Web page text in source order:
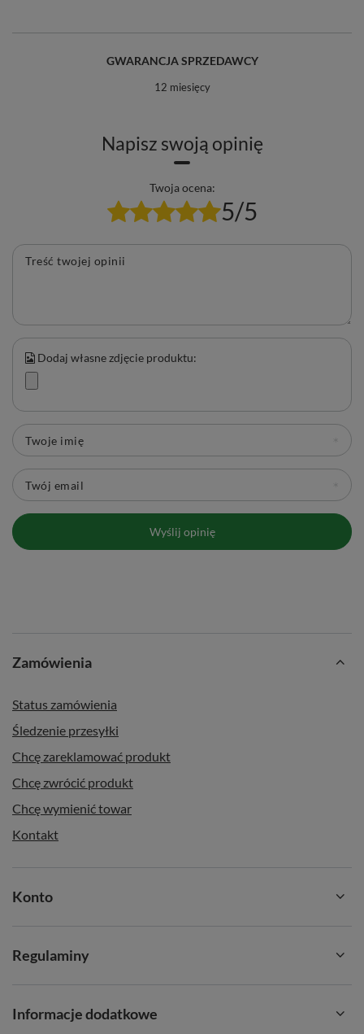
GWARANCJA SPRZEDAWCY
12 miesięcy
Napisz swoją opinię
Twoja ocena:
5/5
Treść twojej opinii
Dodaj własne zdjęcie produktu:
Twoje imię
Twój email
Wyślij opinię
Zamówienia
Status zamówienia
Śledzenie przesyłki
Chcę zareklamować produkt
Chcę zwrócić produkt
Chcę wymienić towar
Kontakt
Konto
Regulaminy
Informacje dodatkowe